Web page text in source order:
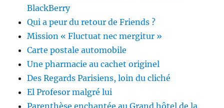
BlackBerry
Qui a peur du retour de Friends ?
Mission « Fluctuat nec mergitur »
Carte postale automobile
Une pharmacie au cachet originel
Des Regards Parisiens, loin du cliché
El Profesor malgré lui